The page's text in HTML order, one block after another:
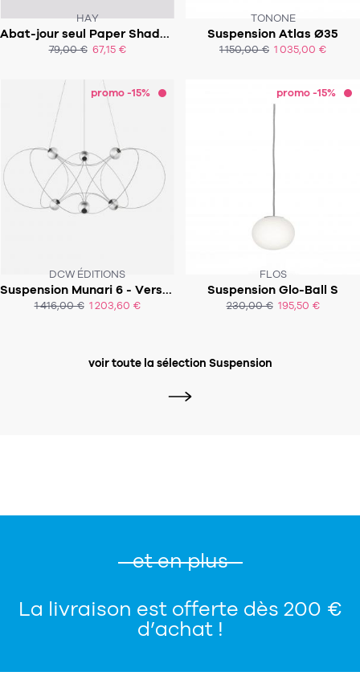
HAY
Abat-jour seul Paper Shade - Donut
79,00 € 67,15 €
ACHAT EXPRESS
TONONE
Suspension Atlas Ø35
1 150,00 € 1 035,00 €
SOUS 3-4 SEMAINES
ACHAT EXPRESS
promo -15%
DCW ÉDITIONS
Suspension Munari 6 - Version pré-montée
1 416,00 € 1 203,60 €
SUR COMMANDE
ACHAT EXPRESS
promo -15%
FLOS
Suspension Glo-Ball S
230,00 € 195,50 €
SOUS 2-3 SEMAINES
ACHAT EXPRESS
voir toute la sélection Suspension
et en plus
La livraison est offerte dès 200 €
d’achat !